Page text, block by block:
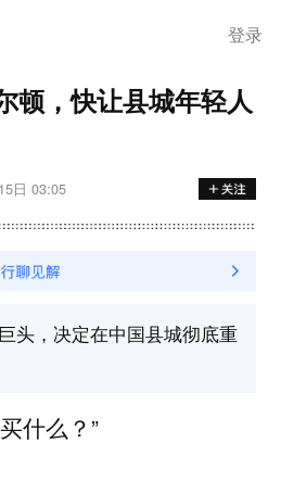
登录
顿，快让县城年轻人
日 03:05
头，决定在中国县城彻底重
什么？”